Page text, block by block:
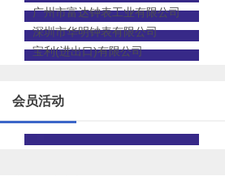
广州市富达钟表工业有限公司
深圳市华明钟表有限公司
宝利(进出口)有限公司
会员活动